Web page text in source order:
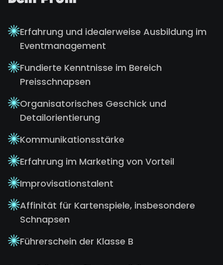
Erfahrung und idealerweise Ausbildung im
Eventmanagement
Fundierte Kenntnisse im Bereich
Preisschnapsen
Organisatorisches Geschick und
Detailorientierung
Kommunikationsstärke
Erfahrung im Marketing von Vorteil
Improvisationstalent
Affinität für Kartenspiele, insbesondere
Schnapsen
Führerschein der Klasse B